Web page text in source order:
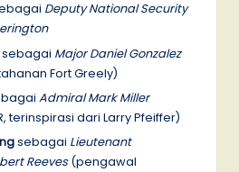
Deputy National Security
sebagai Major Daniel Gonzalez
Fort Greely)
Admiral Mark Miller
terinspirasi dari Larry Pfeiffer)
sebagai Lieutenant
Reeves(pengawal